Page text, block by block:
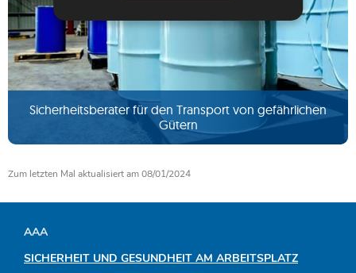
Sicherheitsberater für den Transport von gefährlichen
Gütern
Zum letzten Mal aktualisiert am08/01/2024
NAVIGATIONSMENÜ
AAA
SICHERHEIT UND GESUNDHEIT AM ARBEITSPLATZ